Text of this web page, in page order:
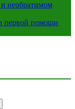
необратимом
первой помощи